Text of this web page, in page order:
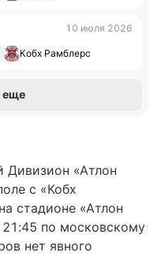
10 июля 2026
Кобх Рамблерс
еще
«Атлон
с «Кобх
стадионе «Атлон
21:45 по московскому
нет явного